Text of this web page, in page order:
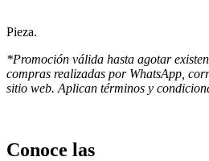
Pieza.
*Promoción válida hasta agotar
compras realizadas por WhatsApp,
sitio web. Aplican términos y
Conoce las